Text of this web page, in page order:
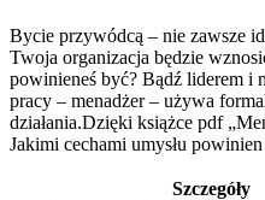
Bycie przywódcą – nie zawsze
Twoja organizacja będzie
powinieneś być? Bądź liderem i
pracy – menadżer – używa
działania.Dzięki książce pdf
Jakimi cechami umysłu
Szczegóły